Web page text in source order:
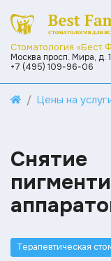
Стоматология «Бест
Москва просп. Мира, д.
+7 (495) 109-96-06
Цены на
Снятие
Терапевтическая